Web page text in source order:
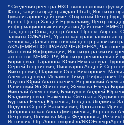
* Сведения реестра НКО, выполняющих
Фонд защиты прав граждан Штаб, Институт
Гуманитарное действие, Открытый
Крест, Центр Хасдей Ерушалаим, Центр
информационных инициатив Действие,
Так, центр Сова, центр Анна, Проект Апрель,
защиты СИБАЛЬТ, Уральская правозащитная
человека, Дальневосточный центр развития
АКАДЕМИЯ ПО ПРАВАМ ЧЕЛОВЕКА, Частное
Массовой Информации, Институт развития
агентство МЕМО. РУ, Институт региональной
Борисовна, Таранова Юлия Николаевна,
Сергей Георгиевич, Пивоваров Андрей
Викторович, Шарипков Олег Викторович,
Александровна, Исламов Тимур Рифгатович,
Паутов Юрий Анатольевич, Верховский
Рачинский Ян Збигневич, Жемкова Елена
Николай Алексеевич, Блинушов Андрей
Владимировна, Баженова Светлана
Буртина Елена Юрьевна, Гендель Людмила
Подузов Сергей Васильевич, Протасова
Добровольская Анна Дмитриевна, Королева
Петрович, Полякова Мара Федоровна, Резник
Источник: http://unro.minjust.ru/